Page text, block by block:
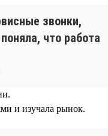
звонки,
что работа
и изучала рынок.